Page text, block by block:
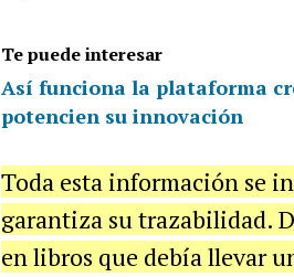
Te puede interesar
Así funciona la plataforma
potencien su innovación
Toda esta información se
garantiza su trazabilidad.
en libros que debía llevar